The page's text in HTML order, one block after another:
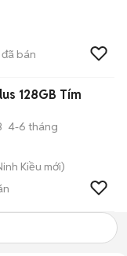
đã bán
128GB Tím
4-6 tháng
Kiều mới)